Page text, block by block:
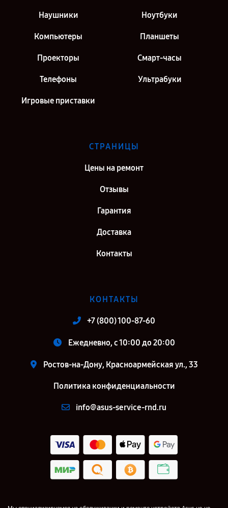
Наушники Ноутбуки
Компьютеры Планшеты
Проекторы Смарт-часы
Телефоны Ультрабуки
Игровые приставки
СТРАНИЦЫ
Цены на ремонт
Отзывы
Гарантия
Доставка
Контакты
КОНТАКТЫ
+7 (800) 100-87-60
Ежедневно, с 10:00 до 20:00
Ростов-на-Дону, Красноармейская ул., 33
Политика конфиденциальности
info@asus-service-rnd.ru